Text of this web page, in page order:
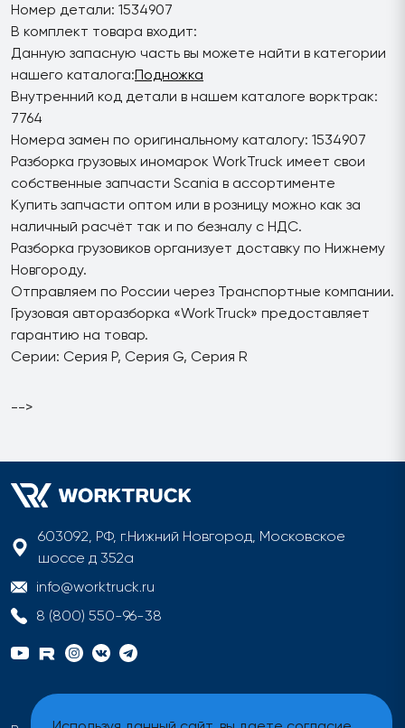
Номер детали: 1534907
В комплект товара входит:
Данную запасную часть вы можете найти в категории
нашего каталога:Подножка
Внутренний код детали в нашем каталоге ворктрак:
7764
Номера замен по оригинальному каталогу: 1534907
Разборка грузовых иномарок WorkTruck имеет свои
собственные запчасти Scania в ассортименте
Купить запчасти оптом или в розницу можно как за
наличный расчёт так и по безналу с НДС.
Разборка грузовиков организует доставку по Нижнему
Новгороду.
Отправляем по России через Транспортные компании.
Грузовая авторазборка «WorkTruck» предоставляет
гарантию на товар.
Серии: Серия P, Серия G, Серия R
-->
603092, РФ, г.Нижний Новгород, Московское
шоссе д 352а
info@worktruck.ru
8 (800) 550-96-38